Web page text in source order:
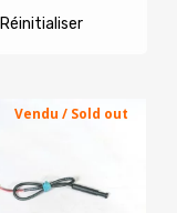
Réinitialiser
Vendu / Sold out